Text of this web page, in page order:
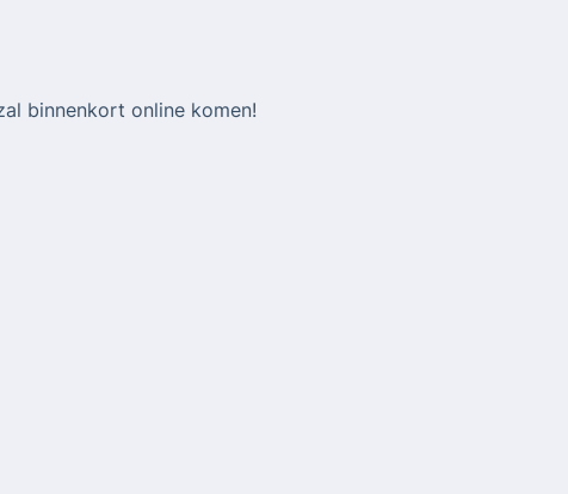
binnenkort online komen!